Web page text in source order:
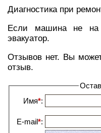
Диагностика при
Если машина не
эвакуатор.
Отзывов нет. Вы
отзыв.
Имя*:
E-mail*: